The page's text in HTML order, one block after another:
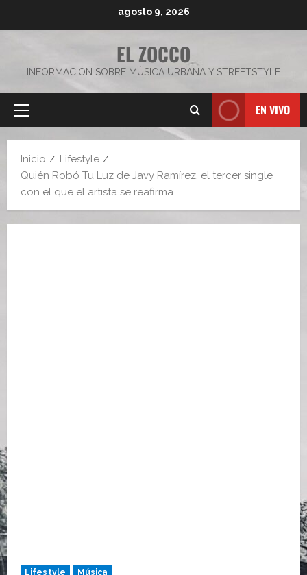
agosto 9, 2026
EL ZOCCO
INFORMACIÓN SOBRE MÚSICA URBANA Y STREETSTYLE
Menú
EN VIVO
Inicio
Lifestyle
Quién Robó Tu Luz de Javy Ramírez, el tercer single
con el que el artista se reafirma
Lifestyle Música